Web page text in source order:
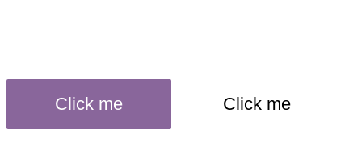
Click me Click me